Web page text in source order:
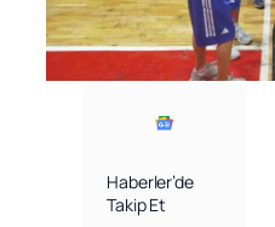
Haberler’de
Takip Et